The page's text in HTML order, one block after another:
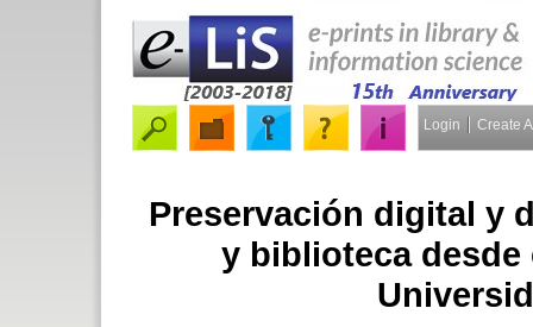
Login Create
Preservación digital y
y biblioteca